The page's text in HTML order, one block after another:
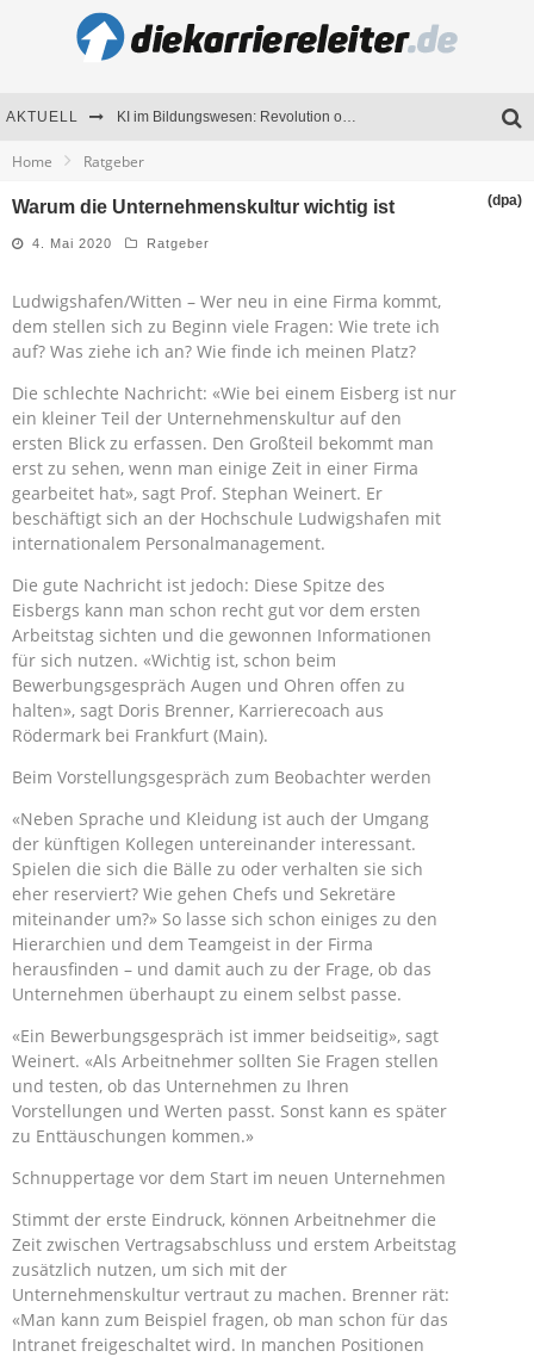
AKTUELL KI im Bildungswesen: Revolution oder Risiko für Schulen und Universitäten?
Seminare als Motivationsmotor – Wie Weiterbildung Mitarbeiter nachhaltig begeistert
Home Ratgeber
Warum die Unternehmenskultur wichtig ist (dpa)
4. Mai 2020 Ratgeber
Ludwigshafen/Witten – Wer neu in eine Firma kommt,
dem stellen sich zu Beginn viele Fragen: Wie trete ich
auf? Was ziehe ich an? Wie finde ich meinen Platz?
Die schlechte Nachricht: «Wie bei einem Eisberg ist nur
ein kleiner Teil der Unternehmenskultur auf den
ersten Blick zu erfassen. Den Großteil bekommt man
erst zu sehen, wenn man einige Zeit in einer Firma
gearbeitet hat», sagt Prof. Stephan Weinert. Er
beschäftigt sich an der Hochschule Ludwigshafen mit
internationalem Personalmanagement.
Die gute Nachricht ist jedoch: Diese Spitze des
Eisbergs kann man schon recht gut vor dem ersten
Arbeitstag sichten und die gewonnen Informationen
für sich nutzen. «Wichtig ist, schon beim
Bewerbungsgespräch Augen und Ohren offen zu
halten», sagt Doris Brenner, Karrierecoach aus
Rödermark bei Frankfurt (Main).
Beim Vorstellungsgespräch zum Beobachter werden
«Neben Sprache und Kleidung ist auch der Umgang
der künftigen Kollegen untereinander interessant.
Spielen die sich die Bälle zu oder verhalten sie sich
eher reserviert? Wie gehen Chefs und Sekretäre
miteinander um?» So lasse sich schon einiges zu den
Hierarchien und dem Teamgeist in der Firma
herausfinden – und damit auch zu der Frage, ob das
Unternehmen überhaupt zu einem selbst passe.
«Ein Bewerbungsgespräch ist immer beidseitig», sagt
Weinert. «Als Arbeitnehmer sollten Sie Fragen stellen
und testen, ob das Unternehmen zu Ihren
Vorstellungen und Werten passt. Sonst kann es später
zu Enttäuschungen kommen.»
Schnuppertage vor dem Start im neuen Unternehmen
Stimmt der erste Eindruck, können Arbeitnehmer die
Zeit zwischen Vertragsabschluss und erstem Arbeitstag
zusätzlich nutzen, um sich mit der
Unternehmenskultur vertraut zu machen. Brenner rät:
«Man kann zum Beispiel fragen, ob man schon für das
Intranet freigeschaltet wird. In manchen Positionen